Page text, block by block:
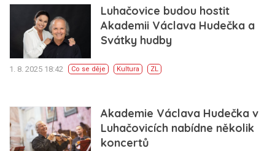
Luhačovice budou hostit
Akademii Václava Hudečka a
Svátky hudby
1. 8. 2025 18:42 Co se děje Kultura ZL
Akademie Václava Hudečka v
Luhačovicích nabídne několik
koncertů